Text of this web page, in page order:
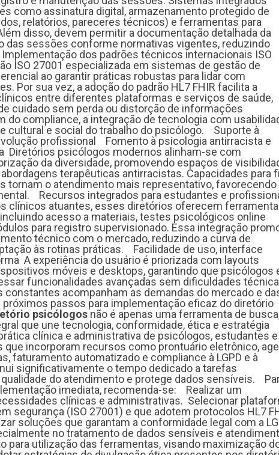
como assinatura digital, armazenamento protegido de
relatórios, pareceres técnicos) e ferramentas para
disso, devem permitir a documentação detalhada da
das sessões conforme normativas vigentes, reduzindo
dos padrões técnicos internacionais ISO
ISO 27001 especializada em sistemas de gestão de
ao garantir práticas robustas para lidar com
Por sua vez, a adoção do padrão HL7 FHIR facilita a
entre diferentes plataformas e serviços de saúde,
cuidado sem perda ou distorção de informações
compliance, a integração de tecnologia com
cultural e social do trabalho do psicólogo. Suporte à
profissional Fomento à psicologia antirracista e
Diretórios psicólogos modernos alinham-se com
da diversidade, promovendo espaços de
terapêuticas antirracistas. Capacidades para
tornam o atendimento mais representativo, favorecendo
Recursos integrados para estudantes e
clínicos atuantes, esses diretórios oferecem
acesso a materiais, testes psicológicos online
para registro supervisionado. Essa integração
técnico com o mercado, reduzindo a curva de
às rotinas práticas. Facilidade de uso, interface
A experiência do usuário é priorizada com layouts
móveis e desktops, garantindo que psicólogos
funcionalidades avançadas sem dificuldades
acompanham as demandas do mercado e
passos para implementação eficaz do diretório
psicólogos não é apenas uma ferramenta de
que une tecnologia, conformidade, ética e estratégia
clínica e administrativa de psicólogos, estudantes e
que incorporam recursos como prontuário eletrônico,
faturamento automatizado e compliance à LGPD e à
significativamente o tempo dedicado a tarefas
do atendimento e protege dados sensíveis.
imediata, recomenda-se: Realizar um
clínicas e administrativas. Selecionar
segurança (ISO 27001) e que adotem protocolos HL7
soluções que garantam a conformidade legal com a
no tratamento de dados sensíveis e
para utilização das ferramentas, visando maximização